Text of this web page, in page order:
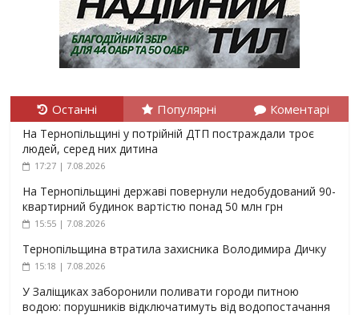
Останні Популярні Коментарі
На Тернопільщині у потрійній ДТП постраждали троє
людей, серед них дитина
17:27 | 7.08.2026
На Тернопільщині державі повернули недобудований 90-
квартирний будинок вартістю понад 50 млн грн
15:55 | 7.08.2026
Тернопільщина втратила захисника Володимира Дичку
15:18 | 7.08.2026
У Заліщиках заборонили поливати городи питною
водою: порушників відключатимуть від водопостачання